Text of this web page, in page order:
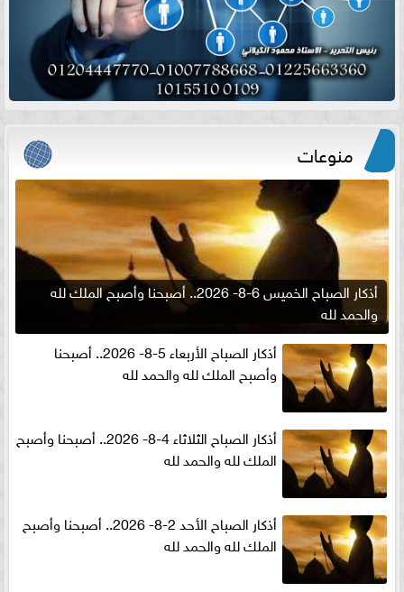
منوعات
أذكار الصباح الخميس 6-8- 2026.. أصبحنا وأصبح الملك لله
والحمد لله
أذكار الصباح الأربعاء 5-8- 2026.. أصبحنا
وأصبح الملك لله والحمد لله
أذكار الصباح الثلاثاء 4-8- 2026.. أصبحنا وأصبح
الملك لله والحمد لله
أذكار الصباح الأحد 2-8- 2026.. أصبحنا وأصبح
الملك لله والحمد لله